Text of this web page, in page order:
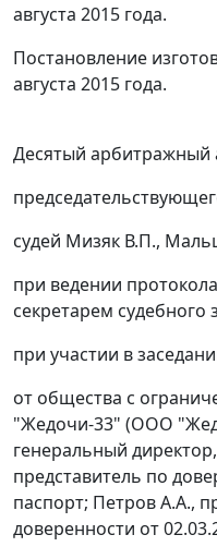
августа 2015 года.
Постановление
августа 2015 года.
Десятый арбитражный
судей Мизяк В.П.,
при ведении
секретарем
при участии в
от общества с
"Жедочи-33" (ООО
генеральный
представитель по
паспорт; Петров А.А.,
доверенности от